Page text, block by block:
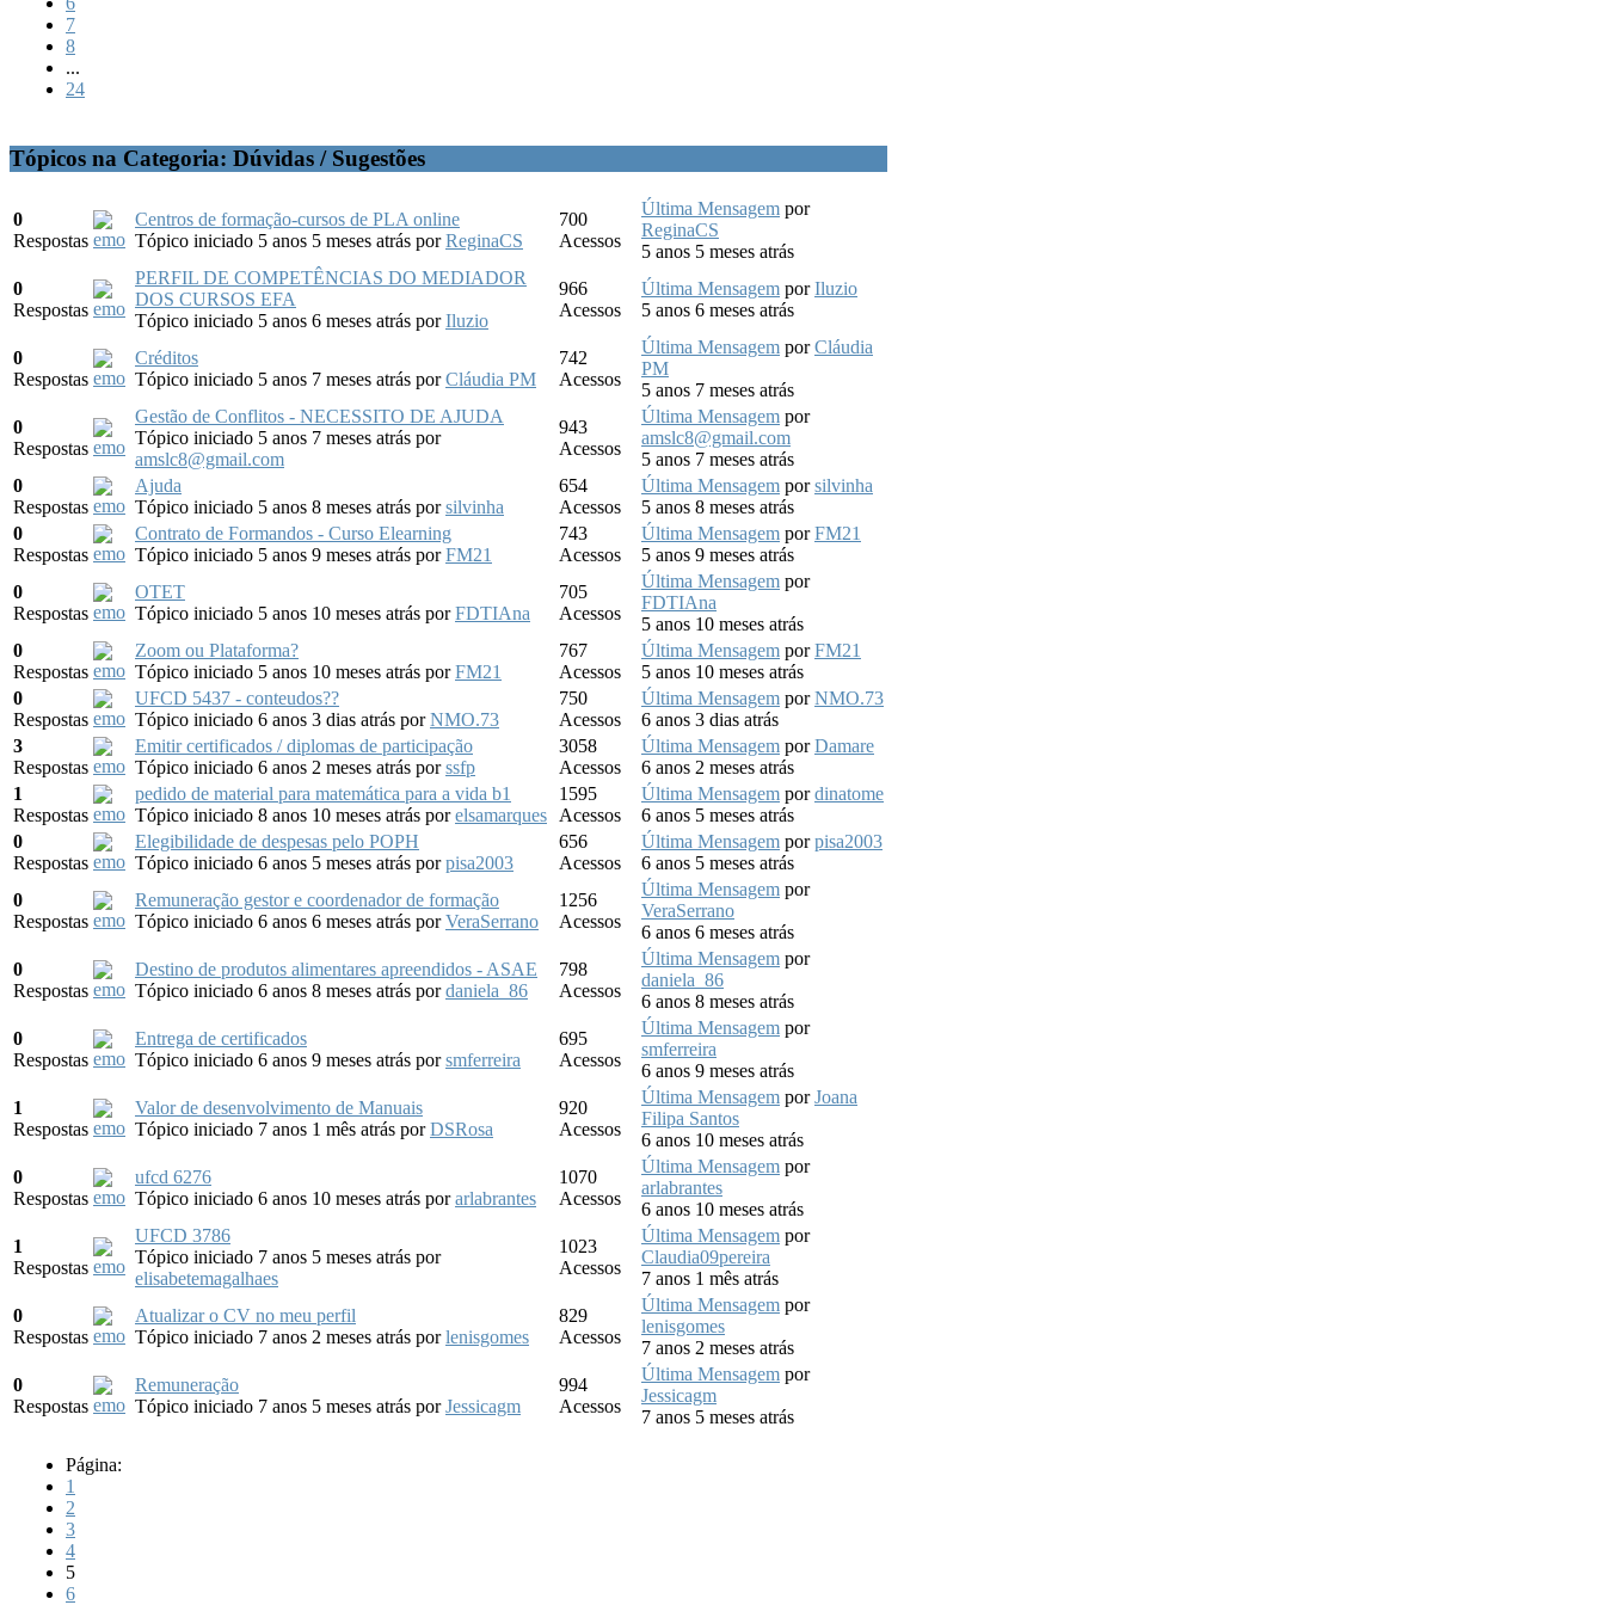
7
8
...
24
Tópicos na Categoria: Dúvidas / Sugestões
0
Respostas
Centros de formação-cursos de PLA online
Tópico iniciado 5 anos 5 meses atrás porReginaCS
700
Acessos
Última Mensagem por
ReginaCS
5 anos 5 meses atrás
0
Respostas
PERFIL DE COMPETÊNCIAS DO MEDIADOR
DOS CURSOS EFA
Tópico iniciado 5 anos 6 meses atrás porIluzio
966
Acessos
Última Mensagem porIluzio
5 anos 6 meses atrás
0
Respostas
Créditos
Tópico iniciado 5 anos 7 meses atrás porCláudia PM
742
Acessos
Última Mensagem porCláudia
PM
5 anos 7 meses atrás
0
Respostas
Gestão de Conflitos - NECESSITO DE AJUDA
Tópico iniciado 5 anos 7 meses atrás por
amslc8@gmail.com
943
Acessos
Última Mensagem por
amslc8@gmail.com
5 anos 7 meses atrás
0
Respostas
Ajuda
Tópico iniciado 5 anos 8 meses atrás porsilvinha
654
Acessos
Última Mensagem porsilvinha
5 anos 8 meses atrás
0
Respostas
Contrato de Formandos - Curso Elearning
Tópico iniciado 5 anos 9 meses atrás porFM21
743
Acessos
Última Mensagem porFM21
5 anos 9 meses atrás
0
Respostas
OTET
Tópico iniciado 5 anos 10 meses atrás porFDTIAna
705
Acessos
Última Mensagem por
FDTIAna
5 anos 10 meses atrás
0
Respostas
Zoom ou Plataforma?
Tópico iniciado 5 anos 10 meses atrás porFM21
767
Acessos
Última Mensagem porFM21
5 anos 10 meses atrás
0
Respostas
UFCD 5437 - conteudos??
Tópico iniciado 6 anos 3 dias atrás porNMO.73
750
Acessos
Última Mensagem porNMO.73
6 anos 3 dias atrás
3
Respostas
Emitir certificados / diplomas de participação
Tópico iniciado 6 anos 2 meses atrás porssfp
3058
Acessos
Última Mensagem porDamare
6 anos 2 meses atrás
1
Respostas
pedido de material para matemática para a vida b1
Tópico iniciado 8 anos 10 meses atrás porelsamarques
1595
Acessos
Última Mensagem pordinatome
6 anos 5 meses atrás
0
Respostas
Elegibilidade de despesas pelo POPH
Tópico iniciado 6 anos 5 meses atrás porpisa2003
656
Acessos
Última Mensagem porpisa2003
6 anos 5 meses atrás
0
Respostas
Remuneração gestor e coordenador de formação
Tópico iniciado 6 anos 6 meses atrás porVeraSerrano
1256
Acessos
Última Mensagem por
VeraSerrano
6 anos 6 meses atrás
0
Respostas
Destino de produtos alimentares apreendidos - ASAE
Tópico iniciado 6 anos 8 meses atrás pordaniela_86
798
Acessos
Última Mensagem por
daniela_86
6 anos 8 meses atrás
0
Respostas
Entrega de certificados
Tópico iniciado 6 anos 9 meses atrás porsmferreira
695
Acessos
Última Mensagem por
smferreira
6 anos 9 meses atrás
1
Respostas
Valor de desenvolvimento de Manuais
Tópico iniciado 7 anos 1 mês atrás porDSRosa
920
Acessos
Última Mensagem porJoana
Filipa Santos
6 anos 10 meses atrás
0
Respostas
ufcd 6276
Tópico iniciado 6 anos 10 meses atrás porarlabrantes
1070
Acessos
Última Mensagem por
arlabrantes
6 anos 10 meses atrás
1
Respostas
UFCD 3786
Tópico iniciado 7 anos 5 meses atrás por
elisabetemagalhaes
1023
Acessos
Última Mensagem por
Claudia09pereira
7 anos 1 mês atrás
0
Respostas
Atualizar o CV no meu perfil
Tópico iniciado 7 anos 2 meses atrás porlenisgomes
829
Acessos
Última Mensagem por
lenisgomes
7 anos 2 meses atrás
0
Respostas
Remuneração
Tópico iniciado 7 anos 5 meses atrás porJessicagm
994
Acessos
Última Mensagem por
Jessicagm
7 anos 5 meses atrás
Página:
1
2
3
4
5
6